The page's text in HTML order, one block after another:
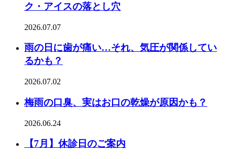
ク・アイスの落とし穴
2026.07.07
雨の日に歯が痛い…それ、気圧が関係してい
るかも？
2026.07.02
梅雨の口臭、実はお口の乾燥が原因かも？
2026.06.24
【7月】休診日のご案内